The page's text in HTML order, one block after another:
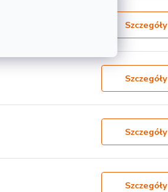
Szczegóły
Szczegóły
Szczegóły
Szczegóły